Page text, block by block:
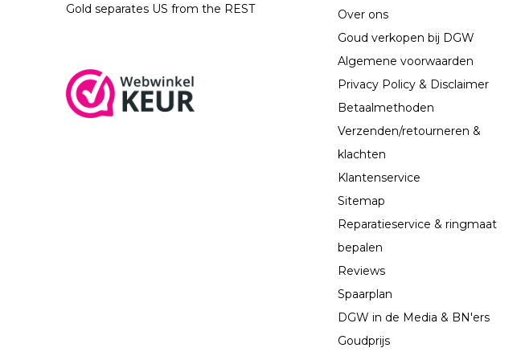
Gold separates US from the REST
Over ons
Goud verkopen bij DGW
Algemene voorwaarden
Privacy Policy & Disclaimer
Betaalmethoden
Verzenden/retourneren &
klachten
Klantenservice
Sitemap
Reparatieservice & ringmaat
bepalen
Reviews
Spaarplan
DGW in de Media & BN'ers
Goudprijs